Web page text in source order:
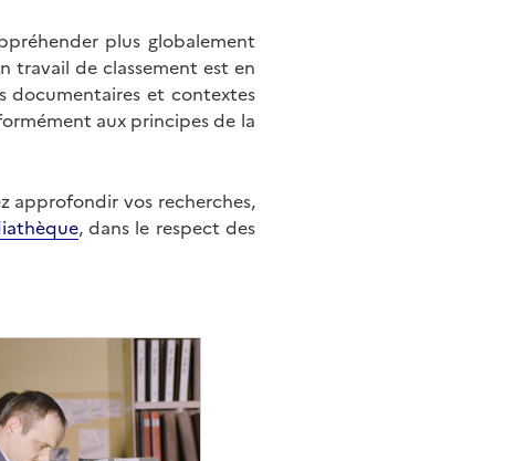
plus globalement
travail de classement est en
documentaires et contextes
aux principes de la
approfondir vos recherches,
, dans le respect des